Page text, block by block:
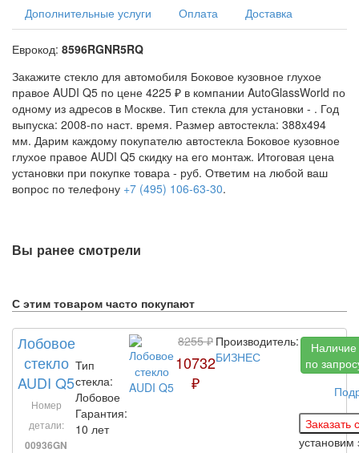
Дополнительные услуги Оплата Доставка
Еврокод: 8596RGNR5RQ
Закажите стекло для автомобиля Боковое кузовное глухое
правое AUDI Q5 по цене 4225 ₽ в компании AutoGlassWorld по
одному из адресов в Москве. Тип стекла для установки - . Год
выпуска: 2008-по наст. время. Размер автостекла: 388x494
мм. Дарим каждому покупателю автостекла Боковое кузовное
глухое правое AUDI Q5 скидку на его монтаж. Итоговая цена
установки при покупке товара - руб. Ответим на любой ваш
вопрос по телефону +7 (495) 106-63-30.
Вы ранее смотрели
С этим товаром часто покупают
Лобовое
стекло
AUDI Q5
Номер
детали:
00936GN
Тип
стекла:
Лобовое
Гарантия:
10 лет
8255 ₽
10732
₽
Производитель:
БИЗНЕС
Наличие
по
установим